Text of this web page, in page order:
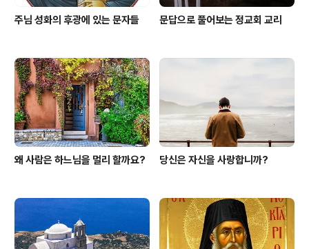
주님 성화의 후광에 있는 문자들 문답으로 풀어보는 정교회 교리
왜 사람은 하느님을 멀리 할까요? 당신은 자신을 사랑합니까?